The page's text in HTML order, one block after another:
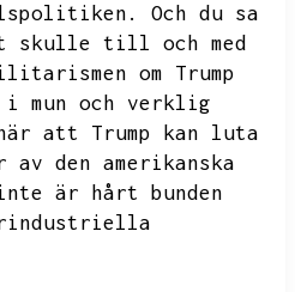
Och du sa
skulle till och med
om Trump
mun och verklig
att Trump kan luta
den amerikanska
är hårt bunden